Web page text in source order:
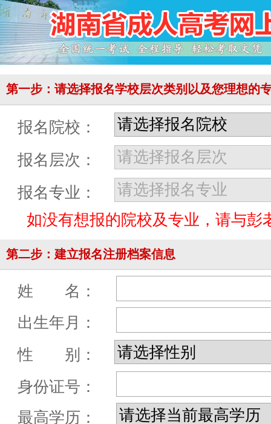
第一步：请选择报名学校层次类别以及您理想的
报名院校：
报名层次：
报名专业：
如没有想报的院校及专业，请与彭
第二步：建立报名注册档案信息
姓 名：
出生年月：
性 别：
身份证号：
最高学历：